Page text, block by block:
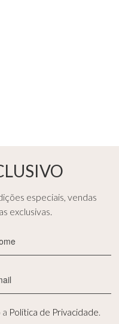
especiais, vendas
exclusivas.
a Política de Privacidade